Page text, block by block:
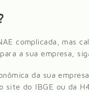
complicada, mas
a sua empresa,
da sua
site do IBGE ou da